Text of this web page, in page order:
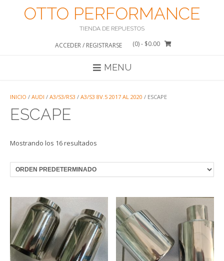
OTTO PERFORMANCE
TIENDA DE REPUESTOS
ACCEDER / REGISTRARSE (0)- $0.00
MENU
INICIO / AUDI / A3/S3/RS3 / A3/S3 8V.5 2017 AL 2020 / ESCAPE
ESCAPE
Mostrando los 16 resultados